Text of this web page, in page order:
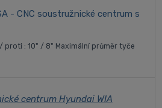
- CNC soustružnické centrum s
proti : 10" / 8" Maximální průměr tyče